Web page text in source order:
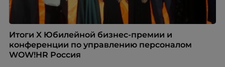
Итоги X Юбилейной бизнес-премии и
конференции по управлению персоналом
WOW!HR Россия